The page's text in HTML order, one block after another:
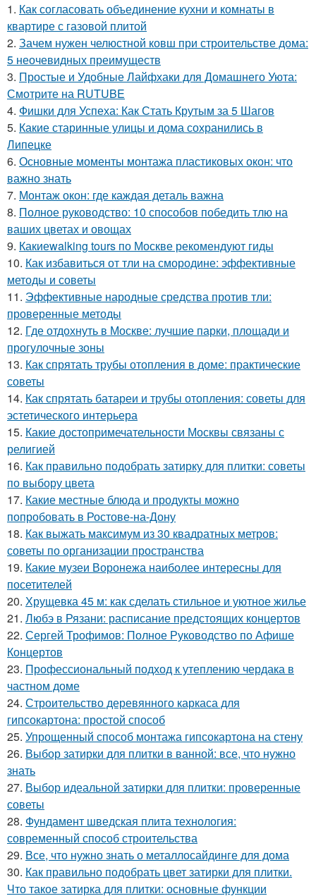
1. Как согласовать объединение кухни и комнаты в
квартире с газовой плитой
2. Зачем нужен челюстной ковш при строительстве дома:
5 неочевидных преимуществ
3. Простые и Удобные Лайфхаки для Домашнего Уюта:
Смотрите на RUTUBE
4. Фишки для Успеха: Как Стать Крутым за 5 Шагов
5. Какие старинные улицы и дома сохранились в
Липецке
6. Основные моменты монтажа пластиковых окон: что
важно знать
7. Монтаж окон: где каждая деталь важна
8. Полное руководство: 10 способов победить тлю на
ваших цветах и овощах
9. Какиеwalking tours по Москве рекомендуют гиды
10. Как избавиться от тли на смородине: эффективные
методы и советы
11. Эффективные народные средства против тли:
проверенные методы
12. Где отдохнуть в Москве: лучшие парки, площади и
прогулочные зоны
13. Как спрятать трубы отопления в доме: практические
советы
14. Как спрятать батареи и трубы отопления: советы для
эстетического интерьера
15. Какие достопримечательности Москвы связаны с
религией
16. Как правильно подобрать затирку для плитки: советы
по выбору цвета
17. Какие местные блюда и продукты можно
попробовать в Ростове-на-Дону
18. Как выжать максимум из 30 квадратных метров:
советы по организации пространства
19. Какие музеи Воронежа наиболее интересны для
посетителей
20. Хрущевка 45 м: как сделать стильное и уютное жилье
21. Любэ в Рязани: расписание предстоящих концертов
22. Сергей Трофимов: Полное Руководство по Афише
Концертов
23. Профессиональный подход к утеплению чердака в
частном доме
24. Строительство деревянного каркаса для
гипсокартона: простой способ
25. Упрощенный способ монтажа гипсокартона на стену
26. Выбор затирки для плитки в ванной: все, что нужно
знать
27. Выбор идеальной затирки для плитки: проверенные
советы
28. Фундамент шведская плита технология:
современный способ строительства
29. Все, что нужно знать о металлосайдинге для дома
30. Как правильно подобрать цвет затирки для плитки.
Что такое затирка для плитки: основные функции